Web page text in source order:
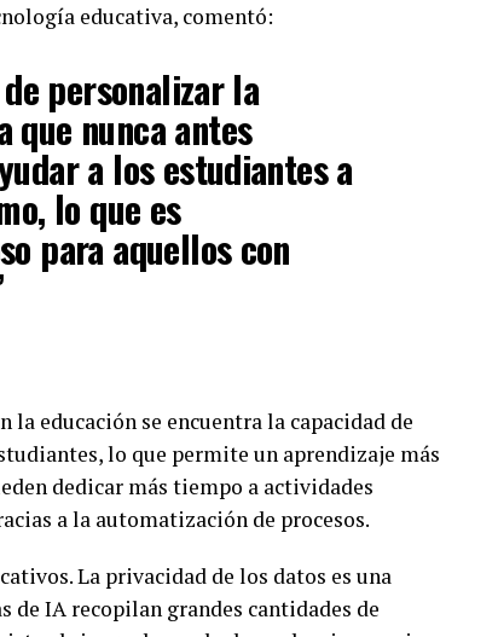
educativa, comentó:
personalizar la
que nunca antes
a los estudiantes a
lo que es
para aquellos con
la educación se encuentra la capacidad de
lo que permite un aprendizaje más
dedicar más tiempo a actividades
a la automatización de procesos.
La privacidad de los datos es una
de IA recopilan grandes cantidades de